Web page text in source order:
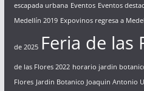
escapada urbana Eventos Eventos
Medellín 2019 Expovinos regresa a
de 2025 Feria de las
de las Flores 2022 horario jardin
Flores Jardin Botanico Joaquin Antonio